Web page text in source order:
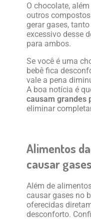
O chocolate,
outros
gerar gases,
excessivo desse
para ambos.
Se você é uma
bebê fica
vale a pena
A boa notícia é
causam grandes
eliminar
Alimentos
causar gases
Além de
causar gases no
oferecidas
desconforto.